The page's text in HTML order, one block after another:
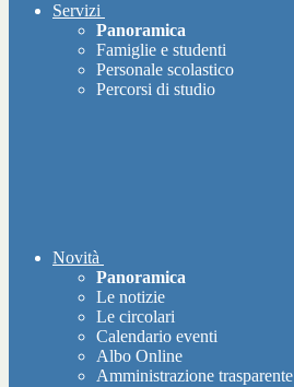
Servizi
Panoramica
Famiglie e studenti
Personale scolastico
Percorsi di studio
Novità
Panoramica
Le notizie
Le circolari
Calendario eventi
Albo Online
Amministrazione trasparente